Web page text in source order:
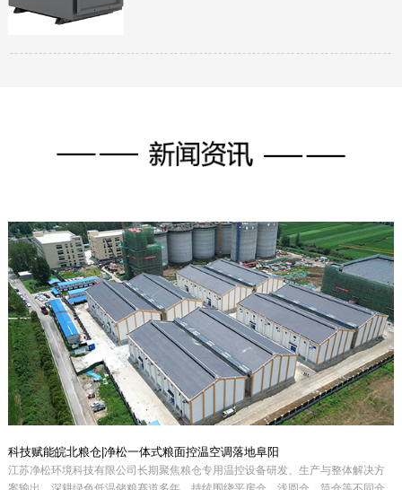
科技赋能皖北粮仓|净松一体式粮面控温空调落地阜阳
江苏净松环境科技有限公司长期聚焦粮仓专用温控设备研发、生产与整体解决方